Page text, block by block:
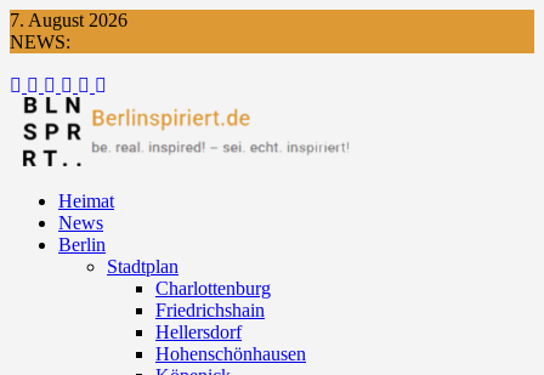
Skip
to
7. August 2026
NEWS:
Weblog #12347: Lese/Lust
Heimat
News
Berlin
Stadtplan
Charlottenburg
Friedrichshain
Hellersdorf
Hohenschönhausen